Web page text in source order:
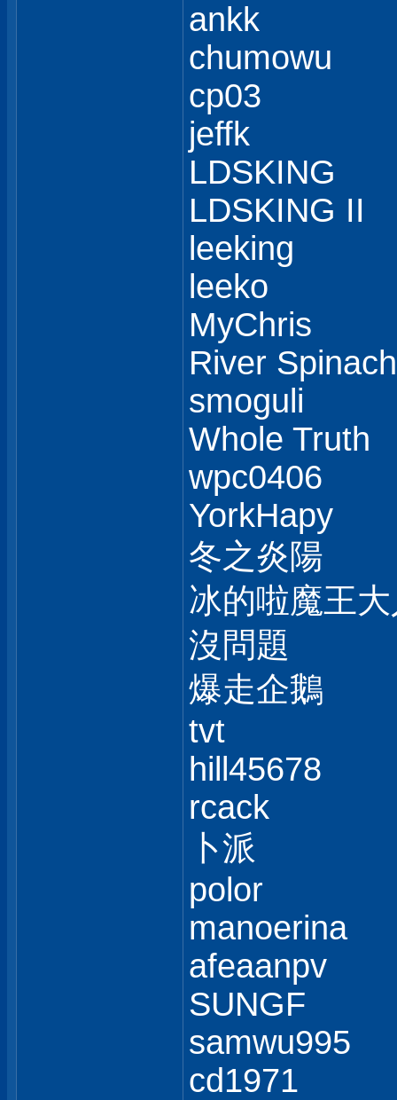
ankk
chumowu
cp03
jeffk
LDSKING
LDSKING II
leeking
leeko
MyChris
River Spinach
smoguli
Whole Truth
wpc0406
YorkHapy
冬之炎陽
冰的啦魔王
沒問題
爆走企鵝
tvt
hill45678
rcack
卜派
polor
manoerina
afeaanpv
SUNGF
samwu995
cd1971